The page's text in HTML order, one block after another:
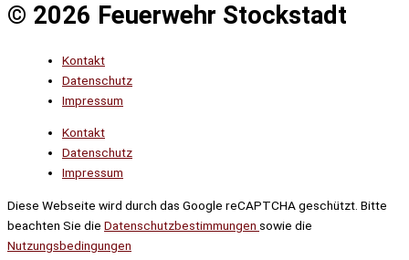
© 2026 Feuerwehr Stockstadt
Kontakt
Datenschutz
Impressum
Kontakt
Datenschutz
Impressum
Diese Webseite wird durch das Google reCAPTCHA geschützt. Bitte
beachten Sie die Datenschutzbestimmungen sowie die
Nutzungsbedingungen